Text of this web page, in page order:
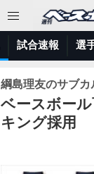
試合速報 選
綱島理友のサブカ
ベースボー
キング採用